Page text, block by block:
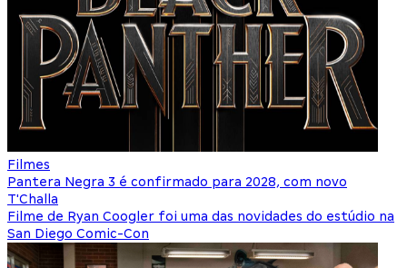
Filmes
Pantera Negra 3 é confirmado para 2028, com novo
T'Challa
Filme de Ryan Coogler foi uma das novidades do estúdio na
San Diego Comic-Con